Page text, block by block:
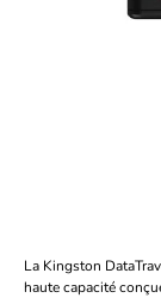
La Kingston
haute capacité